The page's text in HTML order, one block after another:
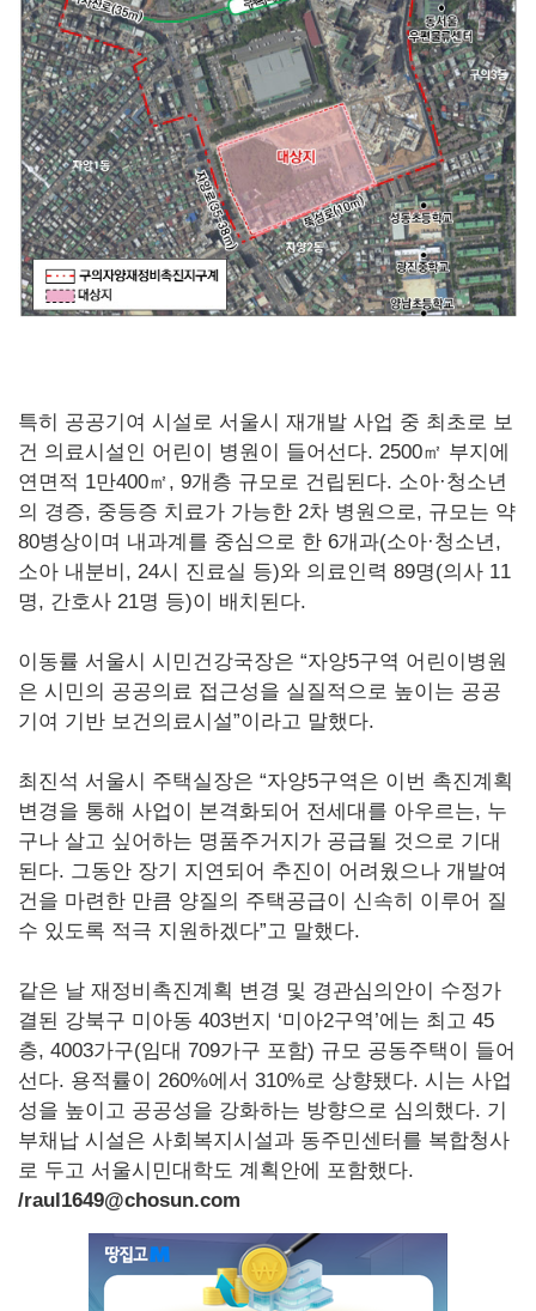
특히 공공기여 시설로 서울시 재개발 사업 중 최초로 보
건 의료시설인 어린이 병원이 들어선다. 2500㎡ 부지에
연면적 1만400㎡, 9개층 규모로 건립된다. 소아·청소년
의 경증, 중등증 치료가 가능한 2차 병원으로, 규모는 약
80병상이며 내과계를 중심으로 한 6개과(소아·청소년,
소아 내분비, 24시 진료실 등)와 의료인력 89명(의사 11
명, 간호사 21명 등)이 배치된다.
이동률 서울시 시민건강국장은 “자양5구역 어린이병원
은 시민의 공공의료 접근성을 실질적으로 높이는 공공
기여 기반 보건의료시설”이라고 말했다.
최진석 서울시 주택실장은 “자양5구역은 이번 촉진계획
변경을 통해 사업이 본격화되어 전세대를 아우르는, 누
구나 살고 싶어하는 명품주거지가 공급될 것으로 기대
된다. 그동안 장기 지연되어 추진이 어려웠으나 개발여
건을 마련한 만큼 양질의 주택공급이 신속히 이루어 질
수 있도록 적극 지원하겠다”고 말했다.
같은 날 재정비촉진계획 변경 및 경관심의안이 수정가
결된 강북구 미아동 403번지 ‘미아2구역’에는 최고 45
층, 4003가구(임대 709가구 포함) 규모 공동주택이 들어
선다. 용적률이 260%에서 310%로 상향됐다. 시는 사업
성을 높이고 공공성을 강화하는 방향으로 심의했다. 기
부채납 시설은 사회복지시설과 동주민센터를 복합청사
로 두고 서울시민대학도 계획안에 포함했다.
/raul1649@chosun.com